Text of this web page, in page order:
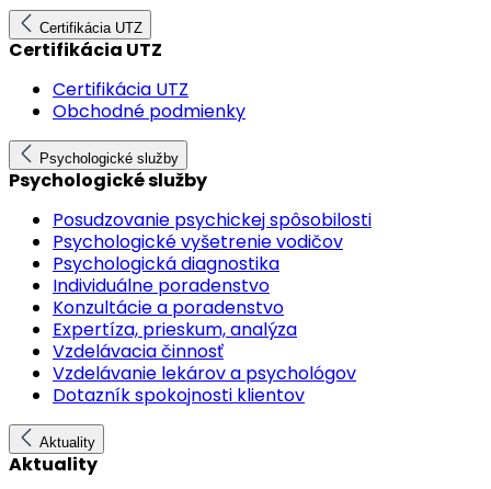
Certifikácia UTZ
Certifikácia UTZ
Certifikácia UTZ
Obchodné podmienky
Psychologické služby
Psychologické služby
Posudzovanie psychickej spôsobilosti
Psychologické vyšetrenie vodičov
Psychologická diagnostika
Individuálne poradenstvo
Konzultácie a poradenstvo
Expertíza, prieskum, analýza
Vzdelávacia činnosť
Vzdelávanie lekárov a psychológov
Dotazník spokojnosti klientov
Aktuality
Aktuality